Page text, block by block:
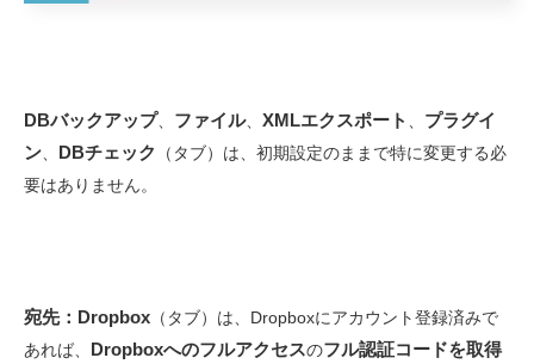
DBバックアップ、 ファイル、 XMLエクスポート
プラグイ
ン
DBチェック
（タブ）は、初期設定のままで特に変更する必
要はありません。
宛先：Dropbox （タブ）は、Dropboxにアカウント登録済みで
あれば、 Dropboxへのフルアクセスのフル認証コードを取得